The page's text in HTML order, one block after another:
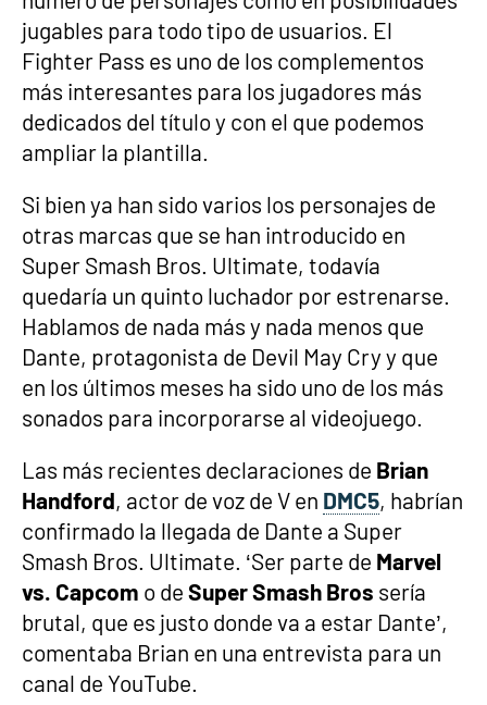
jugables para todo tipo de usuarios. El
Fighter Pass es uno de los complementos
más interesantes para los jugadores más
dedicados del título y con el que podemos
ampliar la plantilla.
Si bien ya han sido varios los personajes de
otras marcas que se han introducido en
Super Smash Bros. Ultimate, todavía
quedaría un quinto luchador por estrenarse.
Hablamos de nada más y nada menos que
Dante, protagonista de Devil May Cry y que
en los últimos meses ha sido uno de los más
sonados para incorporarse al videojuego.
Las más recientes declaraciones de Brian
Handford, actor de voz de V en DMC5, habrían
confirmado la llegada de Dante a Super
Smash Bros. Ultimate. ‘Ser parte de Marvel
vs. Capcom o de Super Smash Bros sería
brutal, que es justo donde va a estar Dante’,
comentaba Brian en una entrevista para un
canal de YouTube.